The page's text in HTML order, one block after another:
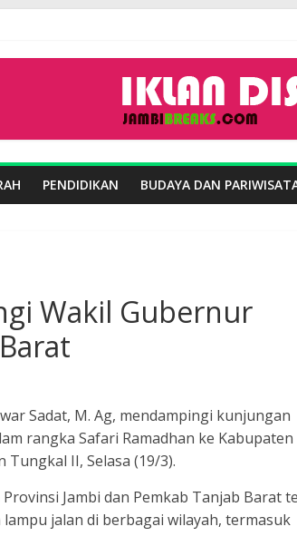
PENDIDIKAN BUDAYA DAN
Wakil Gubernur
Sadat, M. Ag, mendampingi kunjungan
rangka Safari Ramadhan ke Kabupaten
II, Selasa (19/3).
Jambi dan Pemkab Tanjab Barat
jalan di berbagai wilayah, termasuk